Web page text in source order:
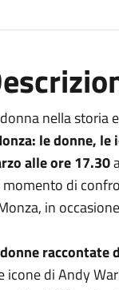
nella storia
le donne,
alle ore 17.30
momento di
in
raccontate
icone di Andy